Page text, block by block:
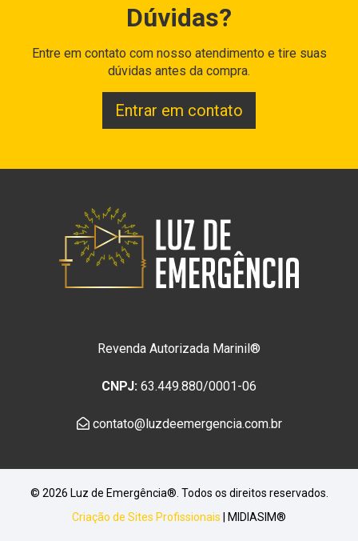
Dúvidas?
Entre em contato com nosso atendimento e tire suas
dúvidas antes da compra.
Entrar em contato
Revenda Autorizada Marinil®
CNPJ: 63.449.880/0001-06
contato@luzdeemergencia.com.br
© 2026 Luz de Emergência®. Todos os direitos reservados.
Criação de Sites Profissionais | MIDIASIM®